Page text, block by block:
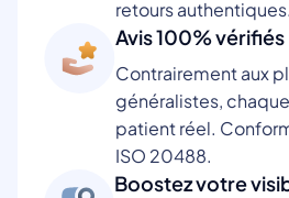
retours authentiques.
Avis 100% vérifiés
Contrairement aux
généralistes,
patient réel.
ISO 20488.
Boostez votre